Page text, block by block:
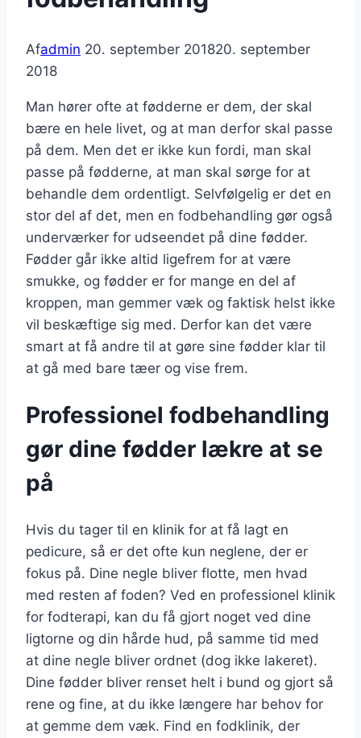
Afadmin 20. september 201820. september
2018
Man hører ofte at fødderne er dem, der skal
bære en hele livet, og at man derfor skal passe
på dem. Men det er ikke kun fordi, man skal
passe på fødderne, at man skal sørge for at
behandle dem ordentligt. Selvfølgelig er det en
stor del af det, men en fodbehandling gør også
underværker for udseendet på dine fødder.
Fødder går ikke altid ligefrem for at være
smukke, og fødder er for mange en del af
kroppen, man gemmer væk og faktisk helst ikke
vil beskæftige sig med. Derfor kan det være
smart at få andre til at gøre sine fødder klar til
at gå med bare tæer og vise frem.
Professionel fodbehandling
gør dine fødder lækre at se
på
Hvis du tager til en klinik for at få lagt en
pedicure, så er det ofte kun neglene, der er
fokus på. Dine negle bliver flotte, men hvad
med resten af foden? Ved en professionel klinik
for fodterapi, kan du få gjort noget ved dine
ligtorne og din hårde hud, på samme tid med
at dine negle bliver ordnet (dog ikke lakeret).
Dine fødder bliver renset helt i bund og gjort så
rene og fine, at du ikke længere har behov for
at gemme dem væk. Find en fodklinik, der